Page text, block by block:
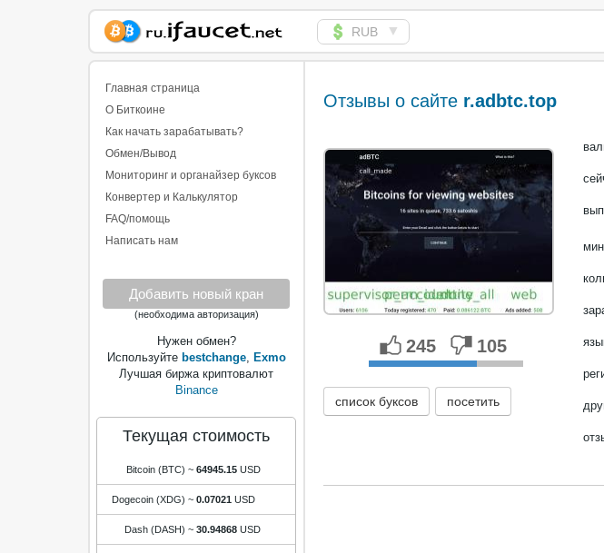
Сборщик Биткоина
самая большая
коллекция
RUB ▼
Главная страница
О Биткоине
Как начать зарабатывать?
Обмен/Вывод
Мониторинг и органайзер буксов
Конвертер и Калькулятор
FAQ/помощь
Написать нам
Добавить новый кран
(необходима авторизация)
Нужен обмен?
Используйте bestchange, Exmo
Лучшая биржа криптовалют
Binance
Текущая стоимость
Bitcoin (BTC) ~ 64945.15 USD
Dogecoin (XDG) ~ 0.07021 USD
Dash (DASH) ~ 30.94868 USD
Отзывы о сайте r.adbtc.top
245 105
список буксов посетить